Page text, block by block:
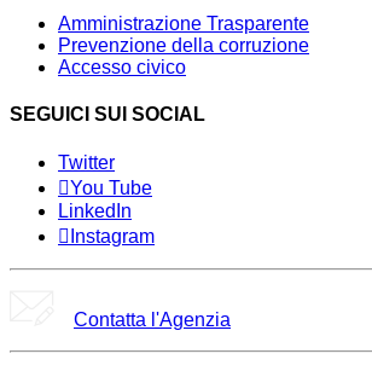
Amministrazione Trasparente
Prevenzione della corruzione
Accesso civico
SEGUICI SUI SOCIAL
Twitter
You Tube
LinkedIn
Instagram
Contatta l'Agenzia